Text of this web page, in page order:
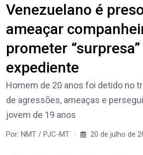
Venezuelano é
ameaçar
prometer
expediente
Homem de 20 anos foi detido no
de agressões, ameaças e
jovem de 19 anos
Por: NMT / PJC-MT 20 de julho de